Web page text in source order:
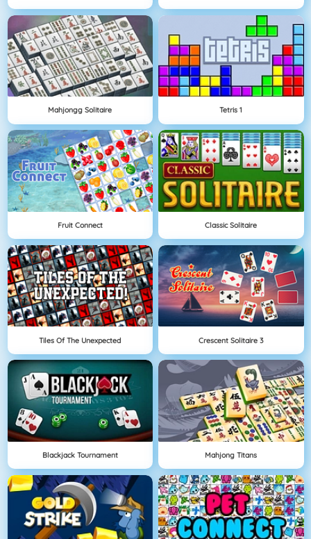
Mahjongg Solitaire Tetris 1
Fruit Connect Classic Solitaire
Tiles Of The Unexpected Crescent Solitaire 3
Blackjack Tournament Mahjong Titans